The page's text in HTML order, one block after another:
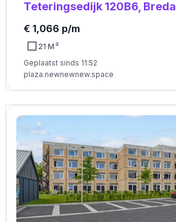
Teteringsedijk 120B6, Breda
€ 1,066 p/m
21 M²
Geplaatst sinds 11:52
plaza.newnewnew.space